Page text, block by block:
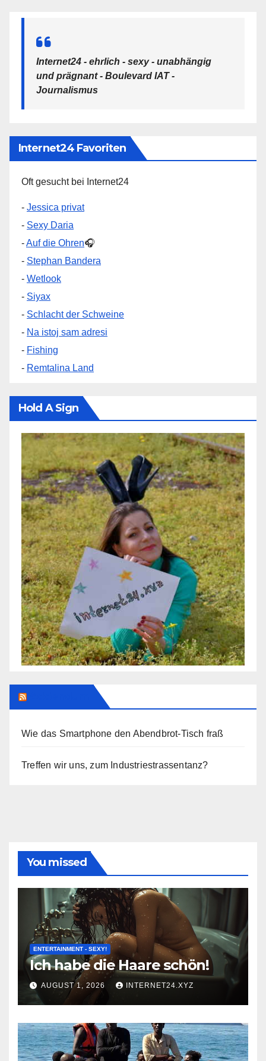
Internet24 - ehrlich - sexy - unabhängig
und prägnant - Boulevard IAT -
Journalismus
Internet24 Favoriten
Oft gesucht bei Internet24
- Jessica privat
- Sexy Daria
-Auf die Ohren🎧
- Stephan Bandera
- Wetlook
- Siyax
- Schlacht der Schweine
- Na istoj sam adresi
- Fishing
- Remtalina Land
Hold A Sign
Wie das Smartphone den Abendbrot-Tisch fraß
Treffen wir uns, zum Industriestrassentanz?
You missed
ENTERTAINMENT - SEXY!
Ich habe die Haare schön!
AUGUST 1, 2026 INTERNET24.XYZ